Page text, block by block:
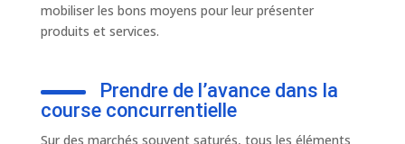
mobiliser les bons moyens pour leur présenter
produits et services.
Prendre de l’avance dans la
course concurrentielle
Sur des marchés souvent saturés, tous les éléments